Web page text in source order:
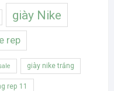
giày Nike
rep
giày nike trắng
rep 11